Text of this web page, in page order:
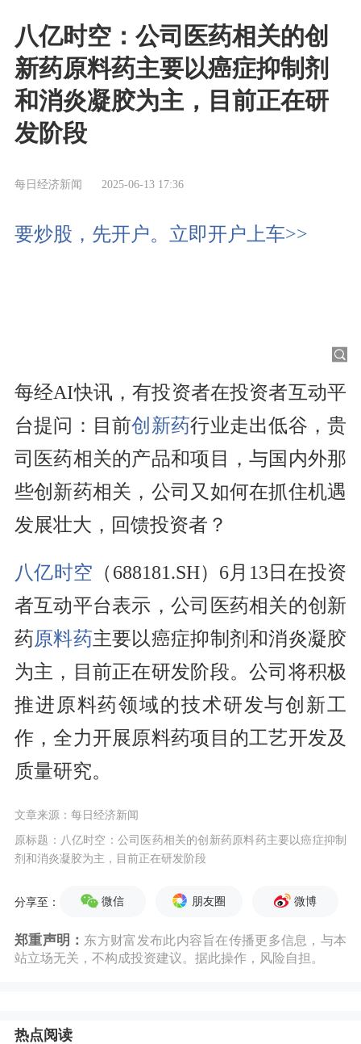
八亿时空：公司医药相关的创
新药原料药主要以癌症抑制剂
和消炎凝胶为主，目前正在研
发阶段
每日经济新闻 2025-06-13 17:36
要炒股，先开户。立即开户上车>>
每经AI快讯，有投资者在投资者互动平
台提问：目前创新药行业走出低谷，贵
司医药相关的产品和项目，与国内外那
些创新药相关，公司又如何在抓住机遇
发展壮大，回馈投资者？
八亿时空 （688181.SH）6月13日在投资
者互动平台表示，公司医药相关的创新
药原料药主要以癌症抑制剂和消炎凝胶
为主，目前正在研发阶段。公司将积极
推进原料药领域的技术研发与创新工
作，全力开展原料药项目的工艺开发及
质量研究。
文章来源：每日经济新闻
原标题：八亿时空：公司医药相关的创新药原料药主要以癌症抑制
剂和消炎凝胶为主，目前正在研发阶段
分享至： 微信 朋友圈 微博
郑重声明： 东方财富发布此内容旨在传播更多信息，与本
站立场无关，不构成投资建议。据此操作，风险自担。
热点阅读